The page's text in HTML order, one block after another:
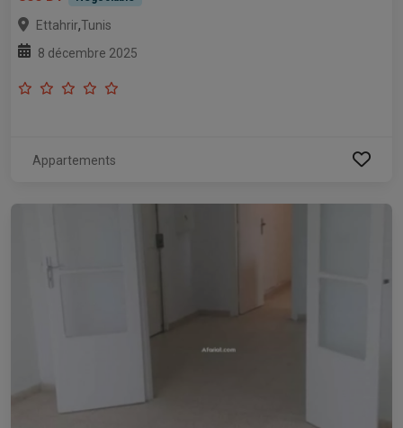
Ettahrir,Tunis
8 décembre 2025
Appartements